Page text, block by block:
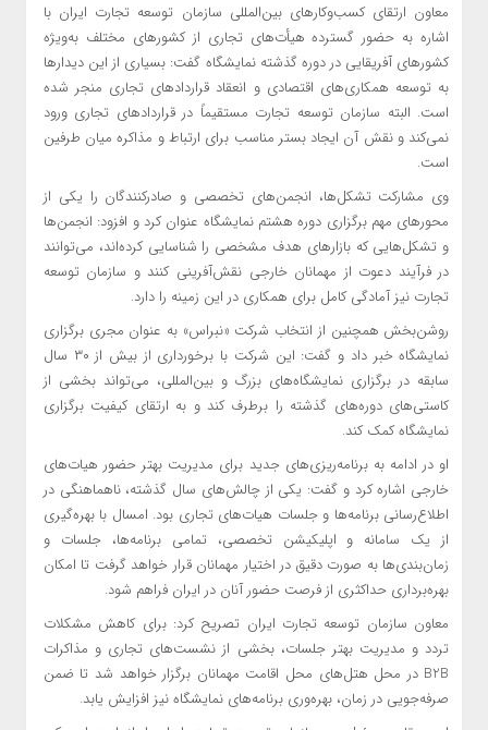
معاون ارتقای کسب‌وکارهای بین‌المللی سازمان توسعه تجارت ایران با
اشاره به حضور گسترده هیأت‌های تجاری از کشورهای مختلف به‌ویژه
کشورهای آفریقایی در دوره گذشته نمایشگاه گفت: بسیاری از این دیدارها
به توسعه همکاری‌های اقتصادی و انعقاد قراردادهای تجاری منجر شده
است. البته سازمان توسعه تجارت مستقیماً در قراردادهای تجاری ورود
نمی‌کند و نقش آن ایجاد بستر مناسب برای ارتباط و مذاکره میان طرفین
است.
وی مشارکت تشکل‌ها، انجمن‌های تخصصی و صادرکنندگان را یکی از
محورهای مهم برگزاری دوره هشتم نمایشگاه عنوان کرد و افزود: انجمن‌ها
و تشکل‌هایی که بازارهای هدف مشخصی را شناسایی کرده‌اند، می‌توانند
در فرآیند دعوت از مهمانان خارجی نقش‌آفرینی کنند و سازمان توسعه
تجارت نیز آمادگی کامل برای همکاری در این زمینه را دارد.
روشن‌بخش همچنین از انتخاب شرکت «نبراس» به عنوان مجری برگزاری
نمایشگاه خبر داد و گفت: این شرکت با برخورداری از بیش از ۳۰ سال
سابقه در برگزاری نمایشگاه‌های بزرگ و بین‌المللی، می‌تواند بخشی از
کاستی‌های دوره‌های گذشته را برطرف کند و به ارتقای کیفیت برگزاری
نمایشگاه کمک کند.
او در ادامه به برنامه‌ریزی‌های جدید برای مدیریت بهتر حضور هیات‌های
خارجی اشاره کرد و گفت: یکی از چالش‌های سال گذشته، ناهماهنگی در
اطلاع‌رسانی برنامه‌ها و جلسات هیات‌های تجاری بود. امسال با بهره‌گیری
از یک سامانه و اپلیکیشن تخصصی، تمامی برنامه‌ها، جلسات و
زمان‌بندی‌ها به صورت دقیق در اختیار مهمانان قرار خواهد گرفت تا امکان
بهره‌برداری حداکثری از فرصت حضور آنان در ایران فراهم شود.
معاون سازمان توسعه تجارت ایران تصریح کرد: برای کاهش مشکلات
تردد و مدیریت بهتر جلسات، بخشی از نشست‌های تجاری و مذاکرات
B2B در محل هتل‌های محل اقامت مهمانان برگزار خواهد شد تا ضمن
صرفه‌جویی در زمان، بهره‌وری برنامه‌های نمایشگاه نیز افزایش یابد.